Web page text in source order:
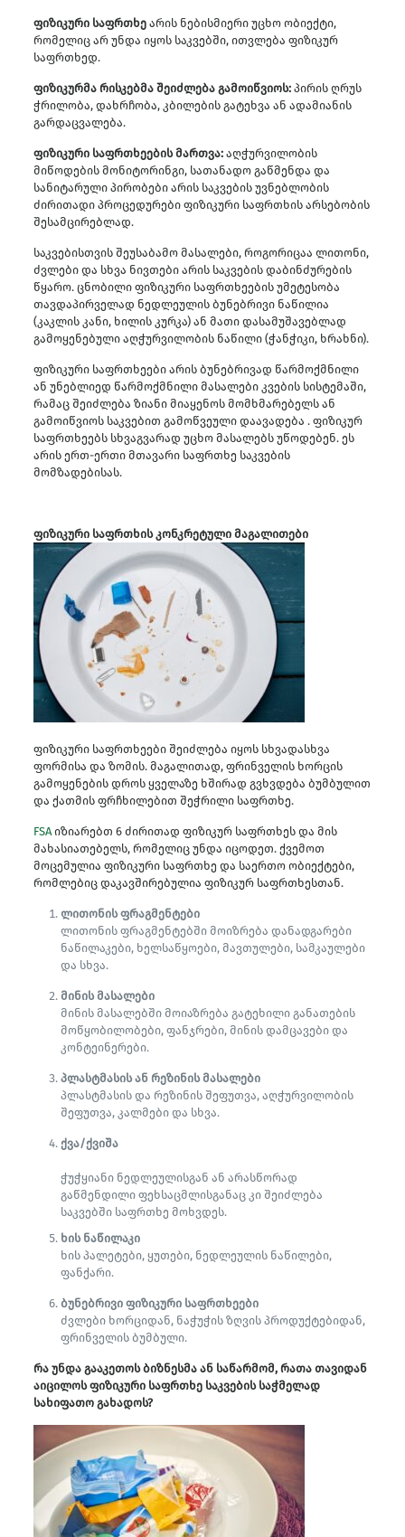
ფიზიკური საფრთხეარის ნებისმიერი უცხო ობიექტი,
რომელიც არ უნდა იყოს საკვებში, ითვლება ფიზიკურ
საფრთხედ.
ფიზიკურმა რისკებმა შეიძლება გამოიწვიოს:პირის ღრუს
ჭრილობა, დახრჩობა, კბილების გატეხვა ან ადამიანის
გარდაცვალება.
ფიზიკური საფრთხეების მართვა:აღჭურვილობის
მიწოდების მონიტორინგი, სათანადო გაწმენდა და
სანიტარული პირობები არის საკვების უვნებლობის
ძირითადი პროცედურები ფიზიკური საფრთხის არსებობის
შესამცირებლად.
საკვებისთვის შეუსაბამო მასალები, როგორიცაა ლითონი,
ძვლები და სხვა ნივთები არის საკვების დაბინძურების
წყარო. ცნობილი ფიზიკური საფრთხეების უმეტესობა
თავდაპირველად ნედლეულის ბუნებრივი ნაწილია
(კაკლის კანი, ხილის კურკა) ან მათი დასამუშავებლად
გამოყენებული აღჭურვილობის ნაწილი (ჭანჭიკი, ხრახნი).
ფიზიკური საფრთხეები არის ბუნებრივად წარმოქმნილი
ან უნებლიედ წარმოქმნილი მასალები კვების სისტემაში,
რამაც შეიძლება ზიანი მიაყენოს მომხმარებელს ან
გამოიწვიოს საკვებით გამოწვეული დაავადება . ფიზიკურ
საფრთხეებს სხვაგვარად უცხო მასალებს უწოდებენ. ეს
არის ერთ-ერთი მთავარი საფრთხე საკვების
მომზადებისას.
ფიზიკური საფრთხის კონკრეტული მაგალითები
ფიზიკური საფრთხეები შეიძლება იყოს სხვადასხვა
ფორმისა და ზომის. მაგალითად, ფრინველის ხორცის
გამოყენების დროს ყველაზე ხშირად გვხვდება ბუმბულით
და ქათმის ფრჩხილებით შეჭრილი საფრთხე.
FSAიზიარებთ 6 ძირითად ფიზიკურ საფრთხეს და მის
მახასიათებელს, რომელიც უნდა იცოდეთ. ქვემოთ
მოცემულია ფიზიკური საფრთხე და საერთო ობიექტები,
რომლებიც დაკავშირებულია ფიზიკურ საფრთხესთან.
ლითონის ფრაგმენტები
ლითონის ფრაგმენტებში მოიზრება დანადგარები
ნაწილაკები, ხელსაწყოები, მავთულები, სამკაულები
და სხვა.
მინის მასალები
მინის მასალებში მოიაზრება გატეხილი განათების
მოწყობილობები, ფანჯრები, მინის დამცავები და
კონტეინერები.
პლასტმასის ან რეზინის მასალები
პლასტმასის და რეზინის შეფუთვა, აღჭურვილობის
შეფუთვა, კალმები და სხვა.
ქვა/ქვიშა
ჭუჭყიანი ნედლეულისგან ან არასწორად
გაწმენდილი ფეხსაცმლისგანაც კი შეიძლება
საკვებში საფრთხე მოხვდეს.
ხის ნაწილაკი
ხის პალეტები, ყუთები, ნედლეულის ნაწილები,
ფანქარი.
ბუნებრივი ფიზიკური საფრთხეები
ძვლები ხორციდან, ნაჭუჭის ზღვის პროდუქტებიდან,
ფრინველის ბუმბული.
რა უნდა გააკეთოს ბიზნესმა ან საწარმომ, რათა თავიდან
აიცილოს ფიზიკური საფრთხე საკვების საჭმელად
სახიფათო გახადოს?